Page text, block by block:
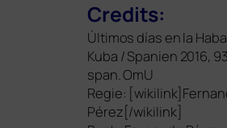
Credits:
Últimos días en la
Kuba / Spanien 2016,
span. OmU
Regie:
Pérez[/wikilink]